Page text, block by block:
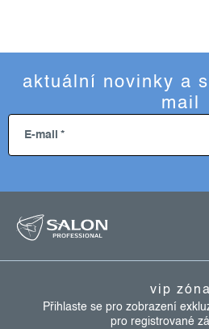
aktuální novinky a
mail
E-mail
vip zóna
Přihlaste se pro zobrazení
pro registrované